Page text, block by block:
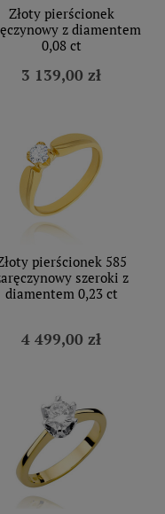
Złoty pierścionek
z diamentem
0,08 ct
3 139,00 zł
pierścionek 585
szeroki z
diamentem 0,23 ct
4 499,00 zł